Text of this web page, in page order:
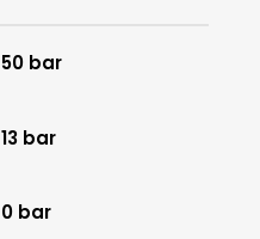
50 bar
13 bar
0 bar